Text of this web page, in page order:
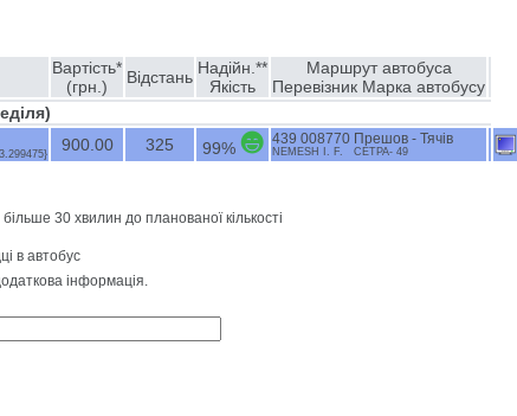
Вартість*
(грн.)
Відстань Надійн.**
Якість
Маршрут автобуса
Перевізник Марка автобусу
900.00 325 99% 439 008770 Прешов - Тячів
NЕМЕSH І. F. СЕТРА- 49
30 хвилин до планованої кількості
в автобус
інформація.